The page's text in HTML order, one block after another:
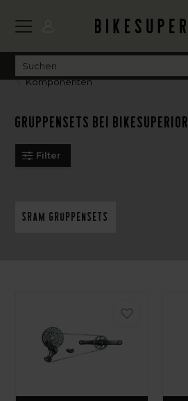
Komponenten
Gruppensets bei BikeSuperior
Filter
Sram Gruppensets